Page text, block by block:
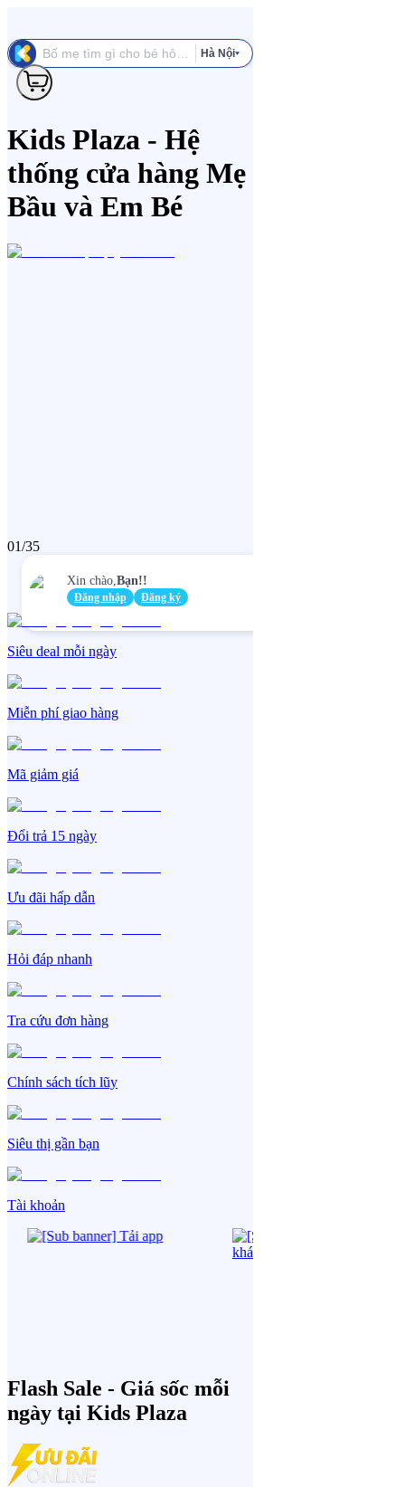
Hà Nội
Kids Plaza - Hệ
thống cửa hàng Mẹ
Bầu và Em Bé
01/35
Xin chào Bạn!!
Đăng nhập Đăng ký
Siêu deal mỗi ngày
Miễn phí giao hàng
Mã giảm giá
Đổi trả 15 ngày
Ưu đãi hấp dẫn
Hỏi đáp nhanh
Tra cứu đơn hàng
Chính sách tích lũy
Siêu thị gần bạn
Tài khoản
Flash Sale - Giá sốc mỗi
ngày tại Kids Plaza